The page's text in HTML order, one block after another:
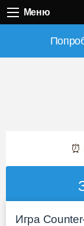
Меню
⏰
Игра